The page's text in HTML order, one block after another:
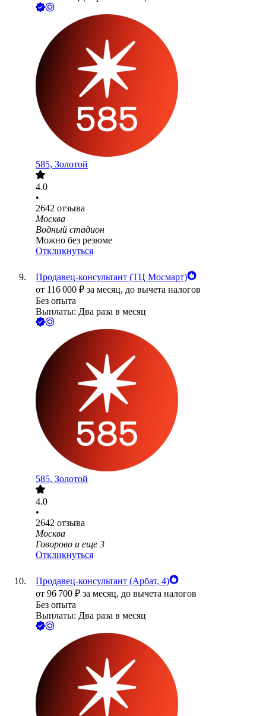
585, Золотой
4.0
•
2642 отзыва
Москва
Водный стадион
Можно без резюме
Откликнуться
Продавец-консультант (ТЦ Мосмарт)
от 116 000 ₽ за месяц, до вычета налогов
Без опыта
Выплаты: Два раза в месяц
585, Золотой
4.0
•
2642 отзыва
Москва
Говорово и еще 3
Откликнуться
Продавец-консультант (Арбат, 4)
от 96 700 ₽ за месяц, до вычета налогов
Без опыта
Выплаты: Два раза в месяц